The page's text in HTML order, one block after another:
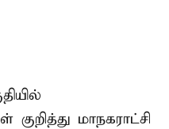
மாநகராட்சி